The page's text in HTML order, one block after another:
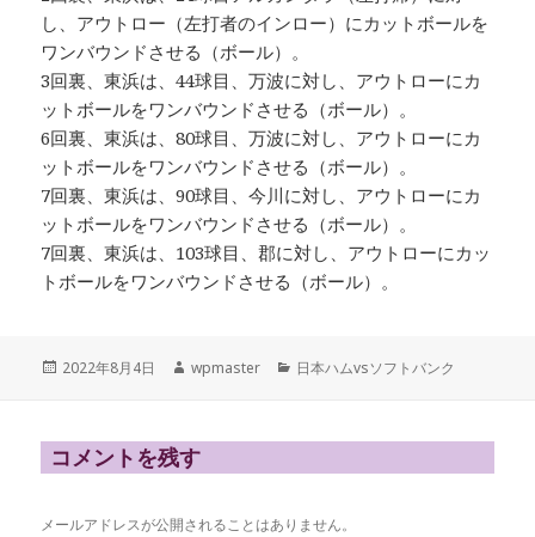
し、アウトロー（左打者のインロー）にカットボールを
ワンバウンドさせる（ボール）。
3回裏、東浜は、44球目、万波に対し、アウトローにカ
ットボールをワンバウンドさせる（ボール）。
6回裏、東浜は、80球目、万波に対し、アウトローにカ
ットボールをワンバウンドさせる（ボール）。
7回裏、東浜は、90球目、今川に対し、アウトローにカ
ットボールをワンバウンドさせる（ボール）。
7回裏、東浜は、103球目、郡に対し、アウトローにカッ
トボールをワンバウンドさせる（ボール）。
投
2022年8月4日
作
wpmaster
カ
日本ハムvsソフトバンク
コメントを残す
メールアドレスが公開されることはありません。